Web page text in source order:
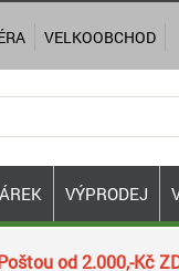
od 2.000,-Kč
VÝPRODEJ
VELKOOBCHOD